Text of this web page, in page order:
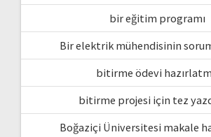
bir eğitim programı
Bir elektrik mühendisinin
bitirme ödevi
bitirme projesi için tez
Boğaziçi Üniversitesi makale